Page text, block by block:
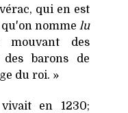
qui en est
nomme lu
des
barons de
du roi. »
en 1230;